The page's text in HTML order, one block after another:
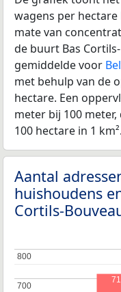
wagens per
mate van
de buurt Bas
gemiddelde voor
met behulp van de
hectare. Een
meter bij 100 meter,
100 hectare in 1 km².
Aantal
huishoudens
Cortils-
700
700
800
800